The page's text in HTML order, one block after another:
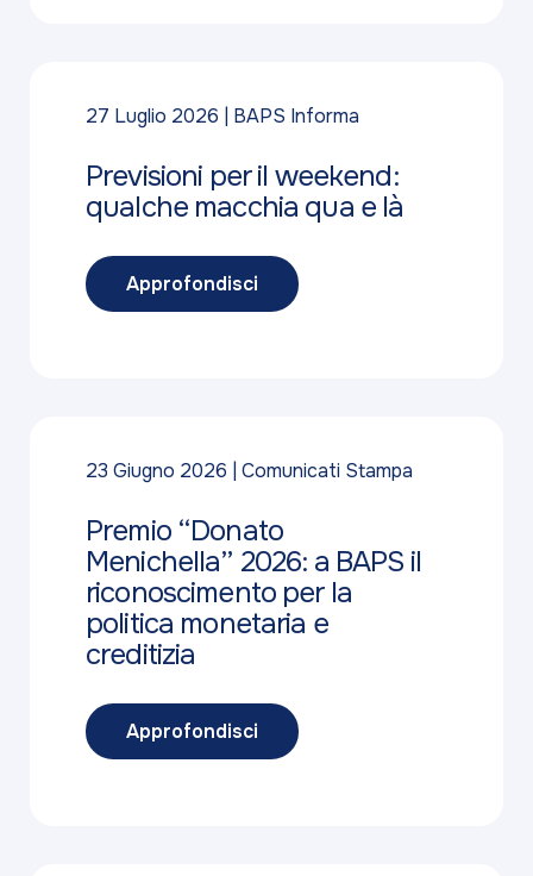
27 Luglio 2026 BAPS Informa
Previsioni per il weekend:
qualche macchia qua e là
Approfondisci
23 Giugno 2026 Comunicati Stampa
Premio “Donato
Menichella” 2026: a BAPS il
riconoscimento per la
politica monetaria e
creditizia
Approfondisci